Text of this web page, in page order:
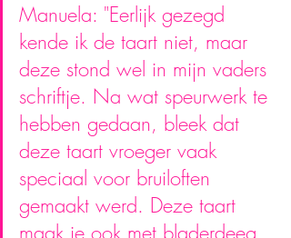
Manuela: "Eerlijk gezegd
kende ik de taart niet, maar
deze stond wel in mijn vaders
schriftje. Na wat speurwerk te
hebben gedaan, bleek dat
deze taart vroeger vaak
speciaal voor bruiloften
gemaakt werd. Deze taart